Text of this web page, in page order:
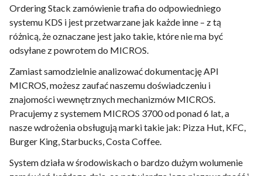
Ordering Stack zamówienie trafia do odpowiedniego
systemu KDS i jest przetwarzane jak każde inne – z tą
różnicą, że oznaczane jest jako takie, które nie ma być
odsyłane z powrotem do MICROS.
Zamiast samodzielnie analizować dokumentację API
MICROS, możesz zaufać naszemu doświadczeniu i
znajomości wewnętrznych mechanizmów MICROS.
Pracujemy z systemem MICROS 3700 od ponad 6 lat, a
nasze wdrożenia obsługują marki takie jak: Pizza Hut, KFC,
Burger King, Starbucks, Costa Coffee.
System działa w środowiskach o bardzo dużym wolumenie